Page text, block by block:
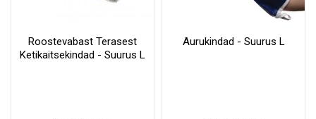
Roostevabast Terasest
Ketikaitsekindad - Suurus L
Aurukindad - Suurus L